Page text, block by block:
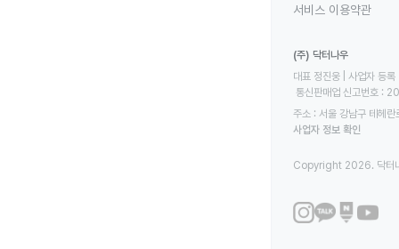
서비스 이용약관
(주) 닥터나우
대표 정진웅 | 사업자
통신판매업 신고번호
주소 : 서울 강남구 테헤
사업자 정보 확인
Copyright 2026. 닥터